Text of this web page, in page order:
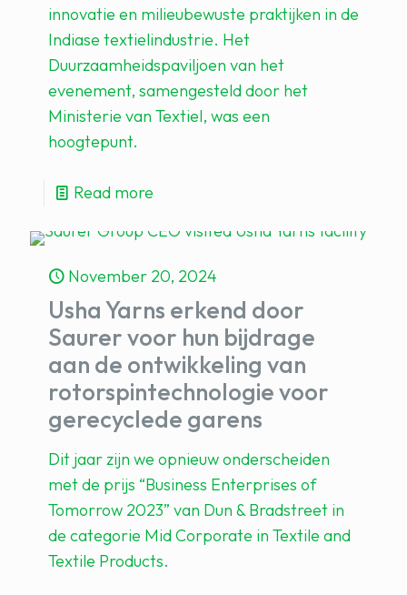
innovatie en milieubewuste praktijken in de
Indiase textielindustrie. Het
Duurzaamheidspaviljoen van het
evenement, samengesteld door het
Ministerie van Textiel, was een
hoogtepunt.
Read more
November 20, 2024
Usha Yarns erkend door
Saurer voor hun bijdrage
aan de ontwikkeling van
rotorspintechnologie voor
gerecyclede garens
Dit jaar zijn we opnieuw onderscheiden
met de prijs “Business Enterprises of
Tomorrow 2023” van Dun & Bradstreet in
de categorie Mid Corporate in Textile and
Textile Products.